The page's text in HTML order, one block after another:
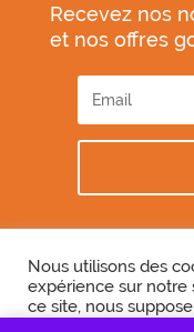
Recevez nos
et nos offres
2026 ©
Nous utilisons des
expérience sur notre
ce site, nous